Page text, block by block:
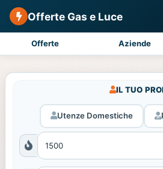
Offerte Gas e Luce
Offerte Aziende
IL TUO
Utenze Domestiche